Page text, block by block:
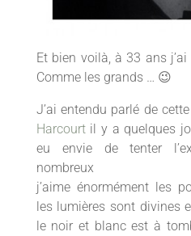
Et bien voilà, à 33 ans
Comme les grands … 😉
J’ai entendu parlé de
Harcourtil y a quelques
eu envie de tenter
nombreux
j’aime énormément les
les lumières sont divines
le noir et blanc est à